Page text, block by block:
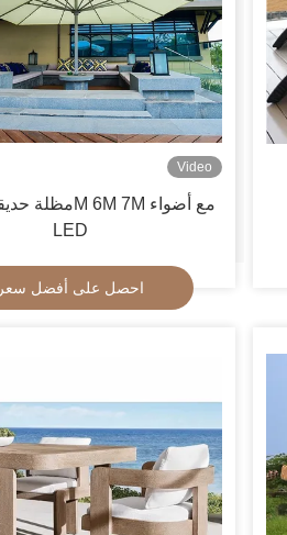
Video
LED
احصل على أفضل سعر